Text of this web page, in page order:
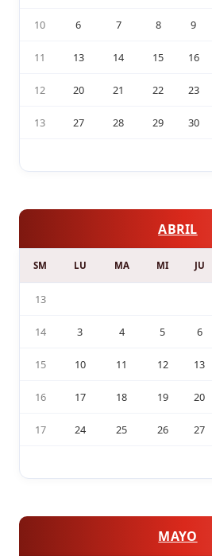
10 6 7 8 9
11 13 14 15 16
12 20 21 22 23
13 27 28 29 30
ABRIL
SM LU MA MI JU
13
14 3 4 5 6
15 10 11 12 13
16 17 18 19 20
17 24 25 26 27
MAYO